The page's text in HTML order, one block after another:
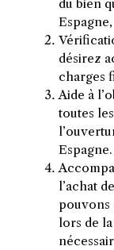
du bien
désirez
charges
Aide à
toutes
Espagne.
l’achat
pouvons
lors de la